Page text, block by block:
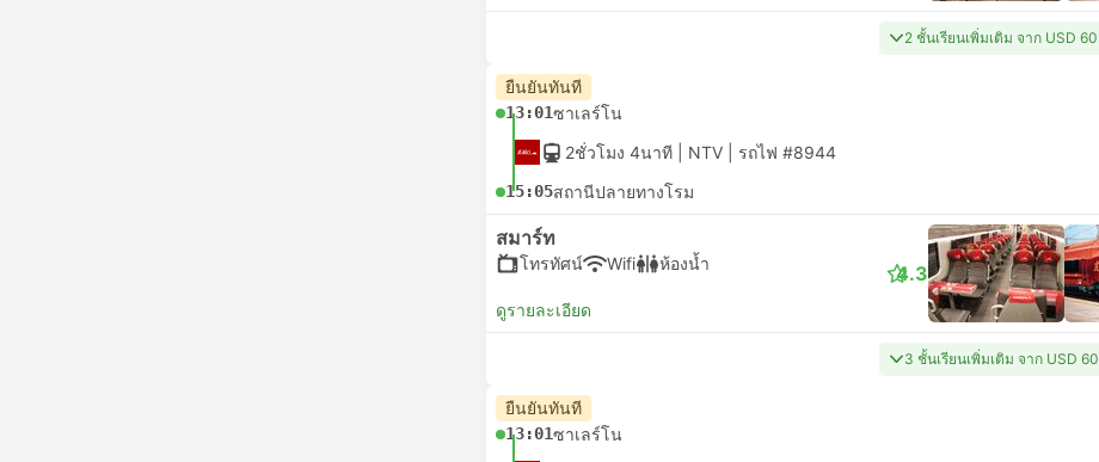
2 ชั้นเรียนเพิ่มเติม จาก USD 60
ยืนยันทันที
13:01ซาเลร์โน
2ชั่วโมง 4นาที | NTV รถไฟ #8944
15:05สถานีปลายทางโรม
สมาร์ท
โทรทัศน์ Wifi ห้องน้ำ
ดูรายละเอียด
4.3
3 ชั้นเรียนเพิ่มเติม จาก USD 60
ยืนยันทันที
13:01ซาเลร์โน